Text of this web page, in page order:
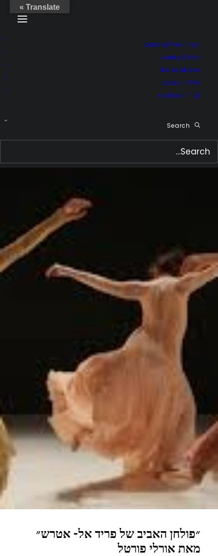
סִיעוּרֵי מָחוֹל | dance
שִׁירָה | poetry
translations
אוֹדוֹת | about
קֶשֶׁר | contact
Search
״פולחן האביב של פריד אל- אטרש״
מאת אורלי פורטל
Translate »